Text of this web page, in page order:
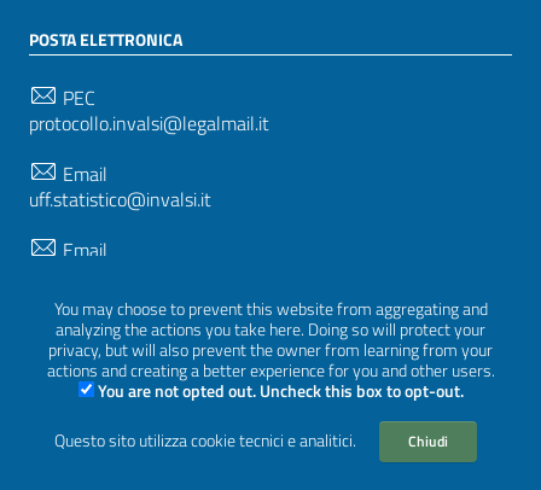
You may choose to prevent this website from aggregating and
analyzing the actions you take here. Doing so will protect your
privacy, but will also prevent the owner from learning from your
actions and creating a better experience for you and other users.
You are not opted out. Uncheck this box to opt-out.
Questo sito utilizza cookie tecnici e analitici.
Chiudi
POSTA ELETTRONICA
PEC
protocollo.invalsi@legalmail.it
Email
uff.statistico@invalsi.it
Email
SEGUICI SU